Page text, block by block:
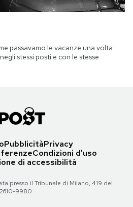
passavamo le vacanze una volta:
stessi posti e con le stesse
PubblicitàPrivacy
Condizioni d'uso
di accessibilità
presso il Tribunale di Milano, 419 del
9980